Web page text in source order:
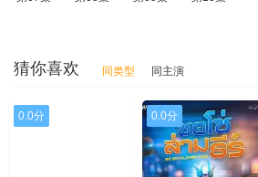
猜你喜欢 同类型 同主演
0.0分 0.0分